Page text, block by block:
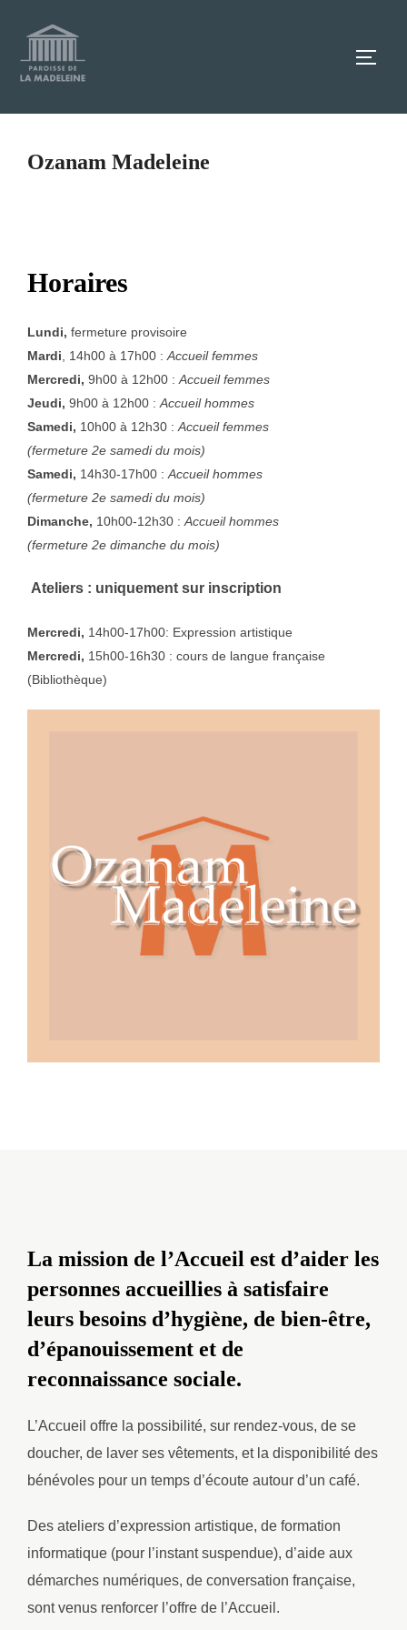
contenu
Ozanam Madeleine
Horaires
Lundi, fermeture provisoire
Mardi , 14h00 à 17h00 : Accueil femmes
Mercredi, 9h00 à 12h00 : Accueil femmes
Jeudi, 9h00 à 12h00 : Accueil hommes
Samedi, 10h00 à 12h30 : Accueil femmes
(fermeture 2e samedi du mois)
Samedi, 14h30-17h00 : Accueil hommes
(fermeture 2e samedi du mois)
Dimanche, 10h00-12h30 : Accueil hommes
(fermeture 2e dimanche du mois)
Ateliers : uniquement sur inscription
Mercredi, 14h00-17h00: Expression artistique
Mercredi, 15h00-16h30 : cours de langue française
(Bibliothèque)
La mission de l’Accueil est d’aider les
personnes accueillies à satisfaire
leurs besoins d’hygiène, de bien-être,
d’épanouissement et de
reconnaissance sociale.
L’Accueil offre la possibilité, sur rendez-vous, de se
doucher, de laver ses vêtements, et la disponibilité des
bénévoles pour un temps d’écoute autour d’un café.
Des ateliers d’expression artistique, de formation
informatique (pour l’instant suspendue), d’aide aux
démarches numériques, de conversation française,
sont venus renforcer l’offre de l’Accueil.